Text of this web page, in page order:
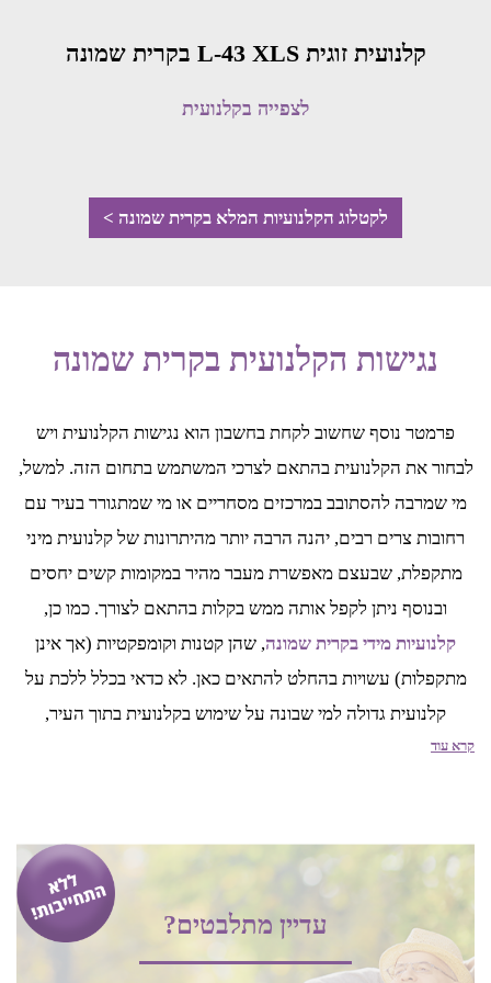
קלנועית זוגית L-43 XLS בקרית שמונה
לצפייה בקלנועית
לקטלוג הקלנועיות המלא בקרית שמונה >
נגישות הקלנועית בקרית שמונה
פרמטר נוסף שחשוב לקחת בחשבון הוא נגישות הקלנועית ויש
לבחור את הקלנועית בהתאם לצרכי המשתמש בתחום הזה. למשל,
מי שמרבה להסתובב במרכזים מסחריים או מי שמתגורר בעיר עם
רחובות צרים רבים, יהנה הרבה יותר מהיתרונות של קלנועית מיני
מתקפלת, שבעצם מאפשרת מעבר מהיר במקומות קשים יחסים
ובנוסף ניתן לקפל אותה ממש בקלות בהתאם לצורך. כמו כן,
קלנועיות מידי בקרית שמונה, שהן קטנות וקומפקטיות (אך אינן
מתקפלות) עשויות בהחלט להתאים כאן. לא כדאי בכלל ללכת על
קלנועית גדולה למי שבונה על שימוש בקלנועית בתוך העיר,
במרכזים מסחריים ובמקומות הומי אדם. כמו כן חשוב לזכור כי
אחסון הקלנועית בקרית שמונה
גם אחסון הקלנועית הוא עניין חשוב לא פחות. כפי שציינו, קלנועיות
בקרית שמונה לרוב משמשות את בני גיל הזהב באיזורים הכפריים,
קרא עוד
עדיין מתלבטים?